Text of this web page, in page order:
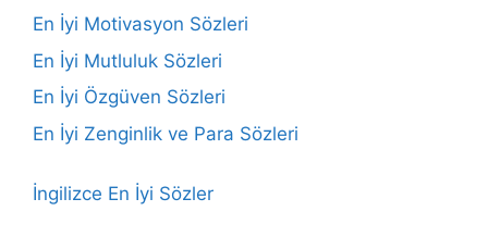
En İyi Motivasyon Sözleri
En İyi Mutluluk Sözleri
En İyi Özgüven Sözleri
En İyi Zenginlik ve Para Sözleri
İngilizce En İyi Sözler